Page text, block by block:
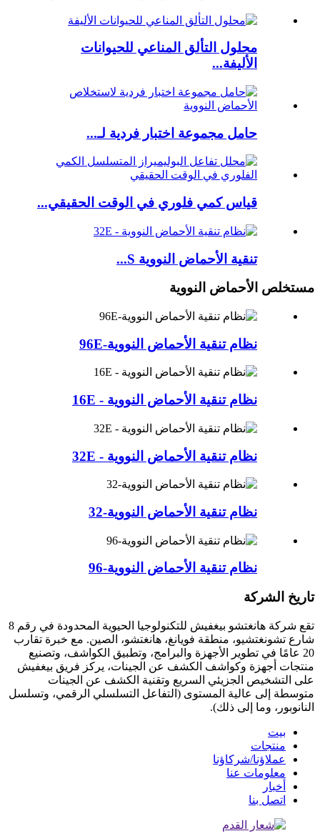
محلول التألق المناعي للحيوانات
الأليفة...
حامل مجموعة اختبار فردية لـ...
قياس كمي فلوري في الوقت الحقيقي...
تنقية الأحماض النووية S...
مستخلص الأحماض النووية
نظام تنقية الأحماض النووية-96E
نظام تنقية الأحماض النووية - 16E
نظام تنقية الأحماض النووية - 32E
نظام تنقية الأحماض النووية-32
نظام تنقية الأحماض النووية-96
تاريخ الشركة
تقع شركة هانغتشو بيغفيش للتكنولوجيا الحيوية المحدودة في رقم 8
شارع تشونغتشيو، منطقة فويانغ، هانغتشو، الصين. مع خبرة تقارب
20 عامًا في تطوير الأجهزة والبرامج، وتطبيق الكواشف، وتصنيع
منتجات أجهزة وكواشف الكشف عن الجينات، يركز فريق بيغفيش
على التشخيص الجزيئي السريع وتقنية الكشف عن الجينات
متوسطة إلى عالية المستوى (التفاعل التسلسلي الرقمي، وتسلسل
النانوبور، وما إلى ذلك).
بيت
منتجات
عملاؤنا/شركاؤنا
معلومات عنا
أخبار
اتصل بنا